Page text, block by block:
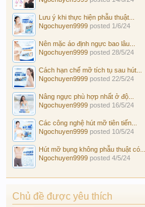
Lưu ý khi thực hiện phẫu thuật...
Ngochuyen9999 posted 1/6/24
Nên mặc áo định ngực bao lâu...
Ngochuyen9999 posted 28/5/24
Cách hạn chế mỡ tích tụ sau hút...
Ngochuyen9999 posted 22/5/24
Nâng ngực phù hợp nhất ở độ...
Ngochuyen9999 posted 16/5/24
Các công nghệ hút mỡ tiên tiến...
Ngochuyen9999 posted 10/5/24
Hút mỡ bụng không phẫu thuật có...
Ngochuyen9999 posted 4/5/24
Chủ đề được yêu thích